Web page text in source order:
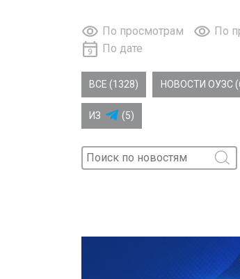
По просмотрам
По
По дате
ВСЕ (1328) НОВОСТИ ОУЗС
ИЗ (5)